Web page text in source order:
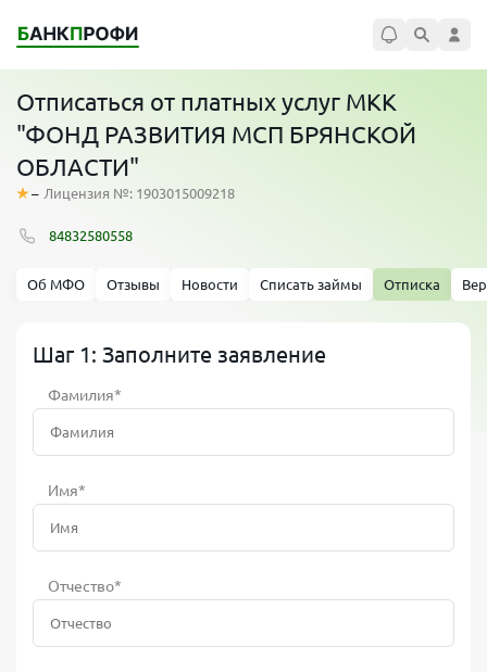
Отписаться от платных услуг МКК
"ФОНД РАЗВИТИЯ МСП БРЯНСКОЙ
ОБЛАСТИ"
– Лицензия №: 1903015009218
84832580558
Об МФО Отзывы Новости Списать займы Отписка
Шаг 1: Заполните заявление
Фамилия*
Имя*
Отчество*